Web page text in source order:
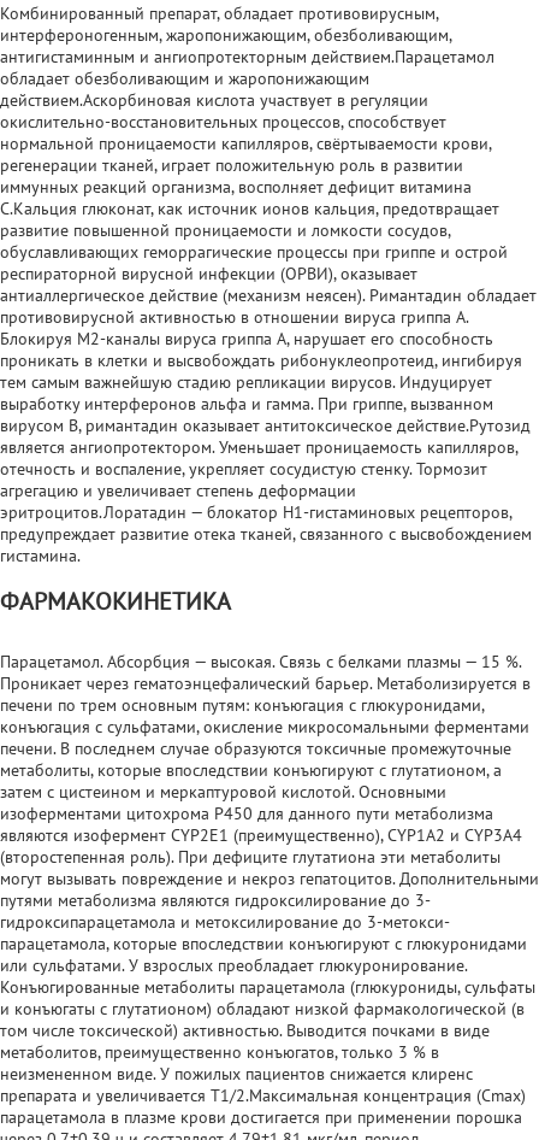
Комбинированный препарат, обладает противовирусным,
интерфероногенным, жаропонижающим, обезболивающим,
антигистаминным и ангиопротекторным действием.Парацетамол
обладает обезболивающим и жаропонижающим
действием.Аскорбиновая кислота участвует в регуляции
окислительно-восстановительных процессов, способствует
нормальной проницаемости капилляров, свёртываемости крови,
регенерации тканей, играет положительную роль в развитии
иммунных реакций организма, восполняет дефицит витамина
С.Кальция глюконат, как источник ионов кальция, предотвращает
развитие повышенной проницаемости и ломкости сосудов,
обуславливающих геморрагические процессы при гриппе и острой
респираторной вирусной инфекции (ОРВИ), оказывает
антиаллергическое действие (механизм неясен). Римантадин обладает
противовирусной активностью в отношении вируса гриппа А.
Блокируя М2-каналы вируса гриппа А, нарушает его способность
проникать в клетки и высвобождать рибонуклеопротеид, ингибируя
тем самым важнейшую стадию репликации вирусов. Индуцирует
выработку интерферонов альфа и гамма. При гриппе, вызванном
вирусом В, римантадин оказывает антитоксическое действие.Рутозид
является ангиопротектором. Уменьшает проницаемость капилляров,
отечность и воспаление, укрепляет сосудистую стенку. Тормозит
агрегацию и увеличивает степень деформации
эритроцитов.Лоратадин — блокатор Н1-гистаминовых рецепторов,
предупреждает развитие отека тканей, связанного с высвобождением
гистамина.
ФАРМАКОКИНЕТИКА
Парацетамол. Абсорбция — высокая. Связь с белками плазмы — 15 %.
Проникает через гематоэнцефалический барьер. Метаболизируется в
печени по трем основным путям: конъюгация с глюкуронидами,
конъюгация с сульфатами, окисление микросомальными ферментами
печени. В последнем случае образуются токсичные промежуточные
метаболиты, которые впоследствии конъюгируют с глутатионом, а
затем с цистеином и меркаптуровой кислотой. Основными
изоферментами цитохрома Р450 для данного пути метаболизма
являются изофермент CYP2E1 (преимущественно), CYP1A2 и CYP3A4
(второстепенная роль). При дефиците глутатиона эти метаболиты
могут вызывать повреждение и некроз гепатоцитов. Дополнительными
путями метаболизма являются гидроксилирование до 3-
гидроксипарацетамола и метоксилирование до 3-метокси-
парацетамола, которые впоследствии конъюгируют с глюкуронидами
или сульфатами. У взрослых преобладает глюкуронирование.
Конъюгированные метаболиты парацетамола (глюкурониды, сульфаты
и конъюгаты с глутатионом) обладают низкой фармакологической (в
том числе токсической) активностью. Выводится почками в виде
метаболитов, преимущественно конъюгатов, только 3 % в
неизмененном виде. У пожилых пациентов снижается клиренс
препарата и увеличивается T1/2.Максимальная концентрация (Cmax)
парацетамола в плазме крови достигается при применении порошка